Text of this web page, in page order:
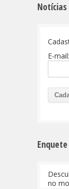
E-mail:
Enquete
no